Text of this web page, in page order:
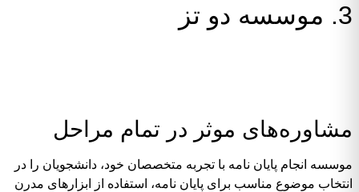
3. موسسه دو تز
مشاوره‌های موثر در تمام مراحل
موسسه انجام پایان نامه با تجربه متخصصان خود، دانشجویان را در
انتخاب موضوع مناسب برای پایان نامه، استفاده از ابزارهای مدرن